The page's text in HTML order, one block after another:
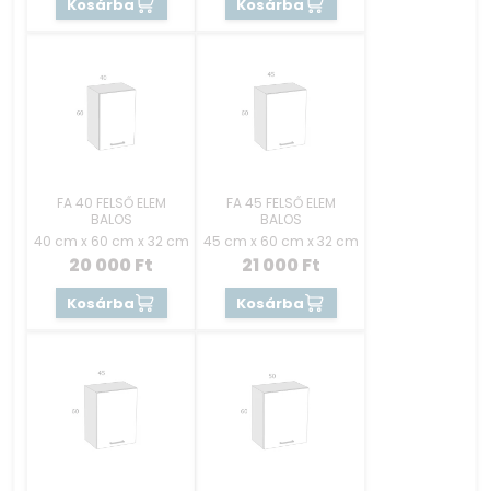
Kosárba Kosárba
FA 40 FELSŐ ELEM
BALOS
40 cm x 60 cm x 32 cm
20 000 Ft
Kosárba
FA 45 FELSŐ ELEM
BALOS
45 cm x 60 cm x 32 cm
21 000 Ft
Kosárba